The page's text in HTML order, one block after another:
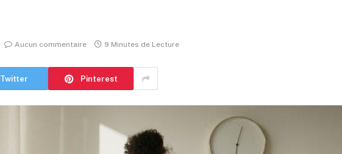
Aucun commentaire 9 Minutes de Lecture
Twitter Pinterest